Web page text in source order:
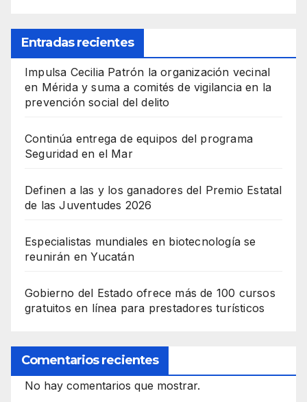
Entradas recientes
Impulsa Cecilia Patrón la organización vecinal
en Mérida y suma a comités de vigilancia en la
prevención social del delito
Continúa entrega de equipos del programa
Seguridad en el Mar
Definen a las y los ganadores del Premio Estatal
de las Juventudes 2026
Especialistas mundiales en biotecnología se
reunirán en Yucatán
Gobierno del Estado ofrece más de 100 cursos
gratuitos en línea para prestadores turísticos
Comentarios recientes
No hay comentarios que mostrar.